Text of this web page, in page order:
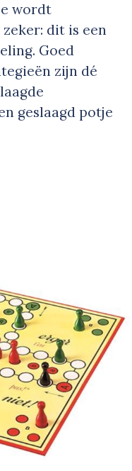
wordt
dit is een
Goed
zijn dé
geslaagd potje